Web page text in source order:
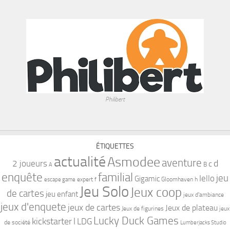
Philibert
ÉTIQUETTES
2 joueurs A actualitéAsmodee aventure B c d
enquête escape game expert f familial Gigamic Gloomhaven h Iello jeu
de cartes jeu enfant Jeu Solo Jeux coop jeux d'ambiance
jeux d'enquete jeux de cartes Jeux de figurines Jeux de plateau jeux
de société kickstarter l LDG Lucky Duck Games Lumberjacks Studio